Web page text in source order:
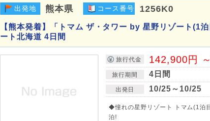
出発地 熊本県 コース番号 1256K0
【熊本発着】「トマム ザ・タワー by 星野リゾート(1
ート北海道 4日間
旅行代金 142,900円
旅行期間 4日間
出発日 10/25～10/25
◆憧れの星野リゾート トマム(1泊
泊!